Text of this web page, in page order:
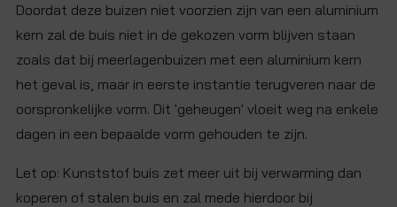
Doordat deze buizen niet voorzien zijn van een aluminium
kern zal de buis niet in de gekozen vorm blijven staan
zoals dat bij meerlagenbuizen met een aluminium kern
het geval is, maar in eerste instantie terugveren naar de
oorspronkelijke vorm. Dit 'geheugen' vloeit weg na enkele
dagen in een bepaalde vorm gehouden te zijn.
Let op: Kunststof buis zet meer uit bij verwarming dan
koperen of stalen buis en zal mede hierdoor bij